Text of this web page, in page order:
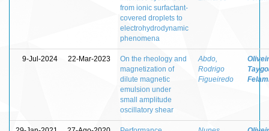
from ionic surfactant-
covered droplets to
electrohydrodynamic
phenomena
9-Jul-2024 22-Mar-2023
On the rheology and
magnetization of
dilute magnetic
emulsion under
small amplitude
oscillatory shear
Abdo,
Rodrigo
Figueiredo